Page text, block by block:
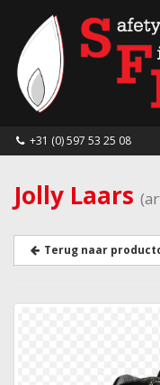
+31 (0) 597 53 25 08
Jolly Laars
Terug naar